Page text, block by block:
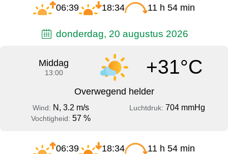
06:39 18:34 11 h 54 min
donderdag, 20 augustus 2026
Middag
13:00 +31°C
Overwegend helder
Wind: N, 3.2 m/s Luchtdruk: 704 mmHg
Vochtigheid: 57 %
06:39 18:34 11 h 54 min